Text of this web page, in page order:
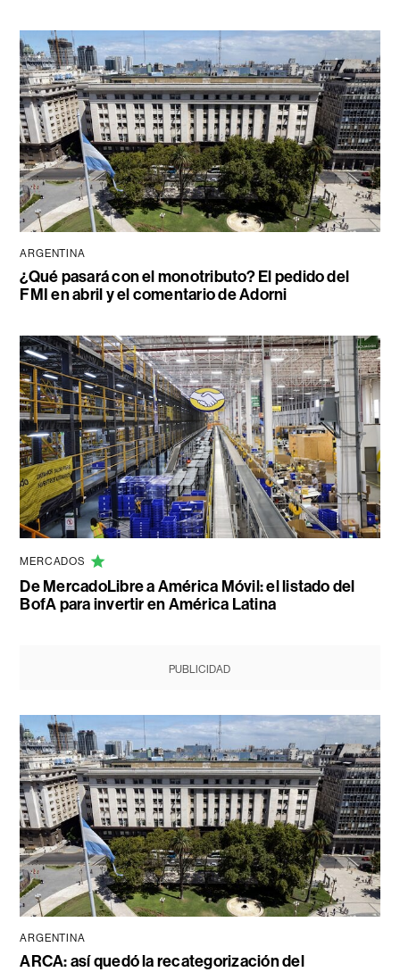
ARGENTINA
¿Qué pasará con el monotributo? El pedido del
FMI en abril y el comentario de Adorni
MERCADOS
De MercadoLibre a América Móvil: el listado del
BofA para invertir en América Latina
PUBLICIDAD
ARGENTINA
ARCA: así quedó la recategorización del